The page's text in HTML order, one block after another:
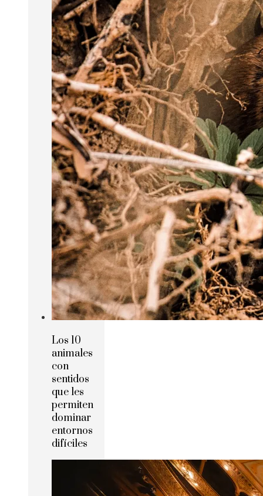
Los 10
animales
con
sentidos
que les
permiten
dominar
entornos
difíciles